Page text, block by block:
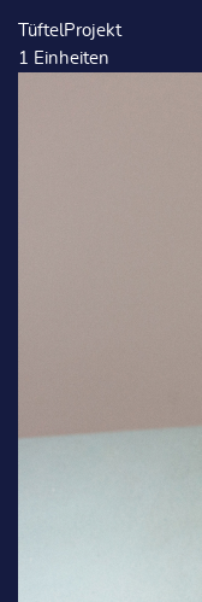
TüftelProjekt
1 Einheiten